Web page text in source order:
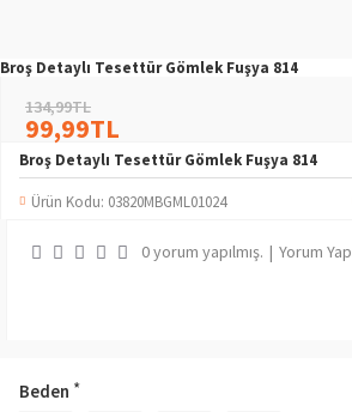
Broş Detaylı Tesettür Gömlek Fuşya 814
Broş Detaylı Tesettür Gömlek Fuşya 814
Ürün Kodu: 03820MBGML01024
0 yorum yapılmış. | Yorum Yap
99,99TL
134,99TL
Beden